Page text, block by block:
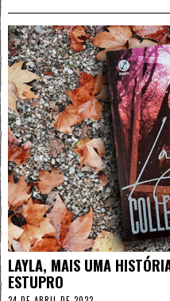
LAYLA, MAIS UMA
ESTUPRO